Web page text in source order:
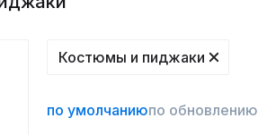
Костюмы и пиджаки
по умолчаниюпо обновлению